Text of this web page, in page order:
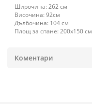
Широчина: 262 см
Височина: 92см
Дълбочина: 104 см
Площ за спане: 200х150 см
Коментари